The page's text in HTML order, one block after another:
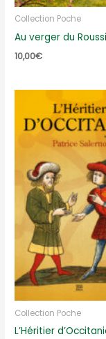
Collection Poche
Au verger du
10,00€
Collection Poche
L’Héritier